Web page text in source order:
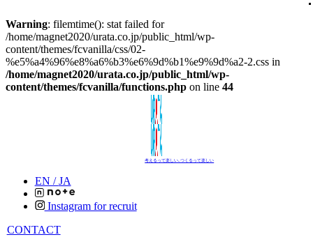
Warning: filemtime(): stat failed for
/home/magnet2020/urata.co.jp/public_html/wp-
content/themes/fcvanilla/css/02-
%e5%a4%96%e8%a6%b3%e6%9d%b1%e9%9d%a2-2.css in
/home/magnet2020/urata.co.jp/public_html/wp-
content/themes/fcvanilla/functions.php on line 44
考えるって楽しい､つくるって楽しい
EN /JA
Instagram for recruit
CONTACT